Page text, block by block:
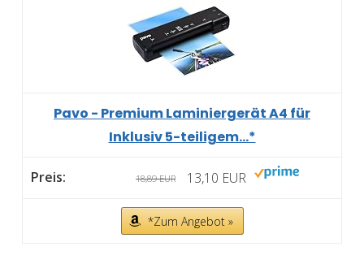
Pavo - Premium Laminiergerät A4 für
Inklusiv 5-teiligem...*
18,89 EUR 13,10 EUR
*Zum Angebot »